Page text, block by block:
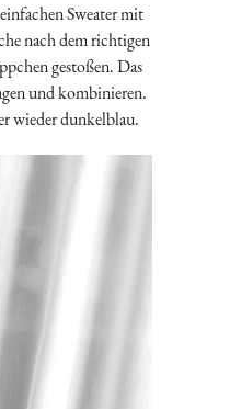
Sweater mit
nach dem richtigen
gestoßen. Das
und kombinieren.
wieder dunkelblau.